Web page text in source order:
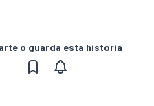
o guarda esta historia